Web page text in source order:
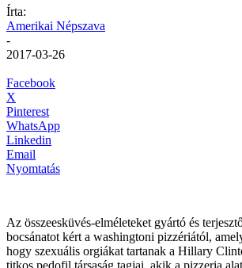
Írta:
Amerikai Népszava
-
2017-03-26
Facebook
X
Pinterest
WhatsApp
Linkedin
Email
Nyomtatás
Az összeesküvés-elméleteket gyártó és
bocsánatot kért a washingtoni pizzériától,
hogy szexuális orgiákat tartanak a Hillary
titkos pedofil társaság tagjai, akik a pizzeria